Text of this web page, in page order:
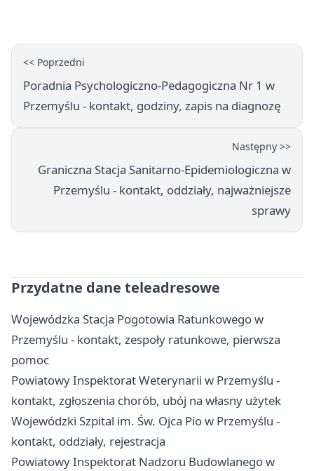
<< Poprzedni
Poradnia Psychologiczno-Pedagogiczna Nr 1 w
Przemyślu - kontakt, godziny, zapis na diagnozę
Następny >>
Graniczna Stacja Sanitarno-Epidemiologiczna w
Przemyślu - kontakt, oddziały, najważniejsze
sprawy
Przydatne dane teleadresowe
Wojewódzka Stacja Pogotowia Ratunkowego w
Przemyślu - kontakt, zespoły ratunkowe, pierwsza
pomoc
Powiatowy Inspektorat Weterynarii w Przemyślu -
kontakt, zgłoszenia chorób, ubój na własny użytek
Wojewódzki Szpital im. Św. Ojca Pio w Przemyślu -
kontakt, oddziały, rejestracja
Powiatowy Inspektorat Nadzoru Budowlanego w